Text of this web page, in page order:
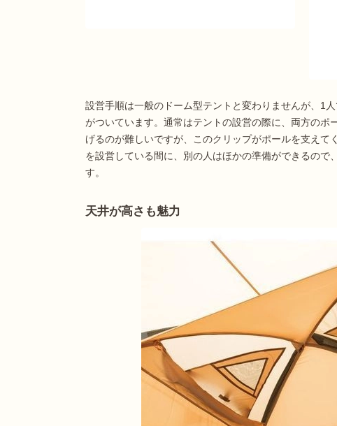
設営手順は一般のドーム型テントと変わりませんが、1
がついています。通常はテントの設営の際に、両方のポ
げるのが難しいですが、このクリップがポールを支えて
を設営している間に、別の人はほかの準備ができるので
す。
天井が高さも魅力